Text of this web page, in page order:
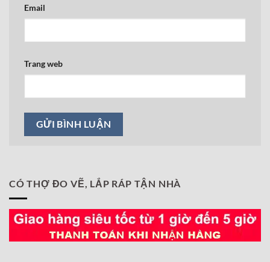
Email
Trang web
CÓ THỢ ĐO VẼ, LẮP RÁP TẬN NHÀ